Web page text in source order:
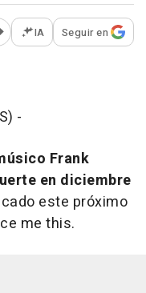
opciones para
IA Seguir en
-
Frank
en diciembre
este próximo
me this.